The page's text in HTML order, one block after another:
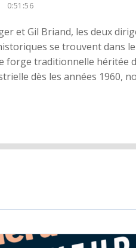
0:51:56
et Gil Briand, les deux
se trouvent dans
forge traditionnelle
dès les années 1960,